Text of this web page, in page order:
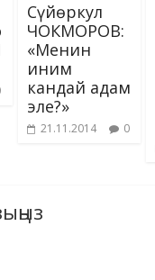
Сүйөркул
ЧОКМОРОВ:
«Менин
иним
кандай адам
эле?»
21.11.2014 0